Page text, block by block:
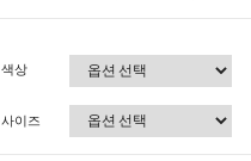
색상
사이즈